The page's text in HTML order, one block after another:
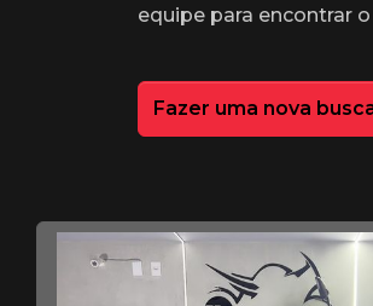
equipe para encontrar
Fazer uma nova